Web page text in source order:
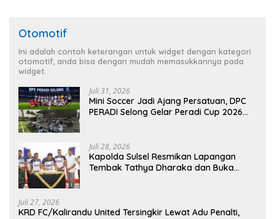
Otomotif
Ini adalah contoh keterangan untuk widget dengan kategori
otomotif, anda bisa dengan mudah memasukkannya pada
widget.
Juli 31, 2026
Mini Soccer Jadi Ajang Persatuan, DPC
PERADI Selong Gelar Peradi Cup 2026
Juli 28, 2026
Kapolda Sulsel Resmikan Lapangan
Tembak Tathya Dharaka dan Buka
Juli 27, 2026
KRD FC/Kalirandu United Tersingkir Lewat Adu Penalti,